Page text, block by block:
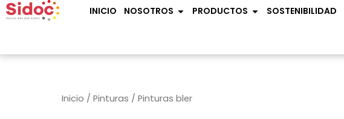
INICIO NOSOTROS OPEN NOSOTROS
PRODUCTOS OPEN PRODUCTOS
SOSTENIBILIDAD
Inicio / Pinturas / Pinturas bler